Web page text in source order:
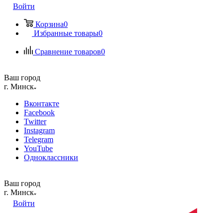
Войти
Корзина0
Избранные товары0
Сравнение товаров0
Ваш город
г. Минск
Вконтакте
Facebook
Twitter
Instagram
Telegram
YouTube
Одноклассники
Ваш город
г. Минск
Войти